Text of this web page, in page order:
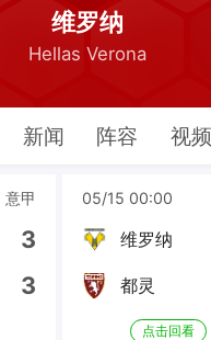
维罗纳
Hellas Verona
新闻 阵容 视频
意甲
3
3
05/15 00:00
维罗纳
都灵
点击回看